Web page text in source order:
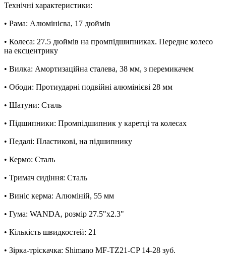
Технічні характеристики:
• Рама: Алюмінієва, 17 дюймів
• Колеса: 27.5 дюймів на промпідшипниках. Переднє колесо
на ексцентрику
• Вилка: Амортизаційна сталева, 38 мм, з перемикачем
• Ободи: Протиударні подвійні алюмінієві 28 мм
• Шатуни: Сталь
• Підшипники: Промпідшипник у каретці та колесах
• Педалі: Пластикові, на підшипнику
• Кермо: Сталь
• Тримач сидіння: Сталь
• Виніс керма: Алюміній, 55 мм
• Гума: WANDA, розмір 27.5"x2.3"
• Кількість швидкостей: 21
• Зірка-тріскачка: Shimano MF-TZ21-CP 14-28 зуб.